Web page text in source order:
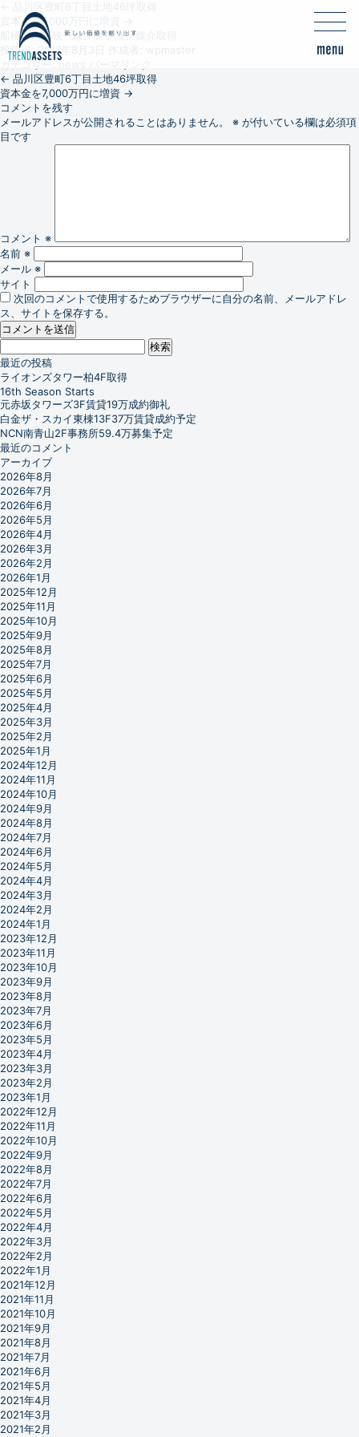
資本金を7,000万円に増資
船橋市南三咲一棟マンション媒介取得
投稿日: 2017年8月3日
カテゴリー:news
← 品川区豊町6丁目土地46坪取得
資本金を7,000万円に増資 →
コメントを残す
メールアドレスが公開されることはありません。
※ が付いている欄は必須項
目です
コメント ※
名前 ※
メール ※
サイト
次回のコメントで使用するためブラウザーに自分の名前、メールアドレ
ス、サイトを保存する。
検
索:
最近の投稿
ライオンズタワー柏4F取得
16th Season Starts
元赤坂タワーズ3F賃貸19万成約御礼
白金ザ・スカイ東棟13F37万賃貸成約予定
NCN南青山2F事務所59.4万募集予定
最近のコメント
アーカイブ
2026年8月
2026年7月
2026年6月
2026年5月
2026年4月
2026年3月
2026年2月
2026年1月
2025年12月
2025年11月
2025年10月
2025年9月
2025年8月
2025年7月
2025年6月
2025年5月
2025年4月
2025年3月
2025年2月
2025年1月
2024年12月
2024年11月
2024年10月
2024年9月
2024年8月
2024年7月
2024年6月
2024年5月
2024年4月
2024年3月
2024年2月
2024年1月
2023年12月
2023年11月
2023年10月
2023年9月
2023年8月
2023年7月
2023年6月
2023年5月
2023年4月
2023年3月
2023年2月
2023年1月
2022年12月
2022年11月
2022年10月
2022年9月
2022年8月
2022年7月
2022年6月
2022年5月
2022年4月
2022年3月
2022年2月
2022年1月
2021年12月
2021年11月
2021年10月
2021年9月
2021年8月
2021年7月
2021年6月
2021年5月
2021年4月
2021年3月
2021年2月